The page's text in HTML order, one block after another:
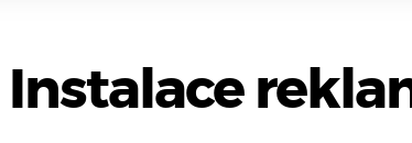
Instalace